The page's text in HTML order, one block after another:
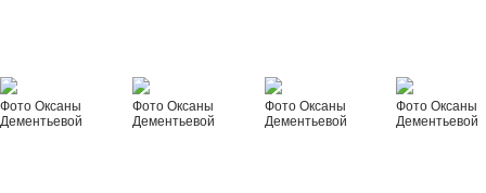
Фото Оксаны
Дементьевой
Фото Оксаны
Дементьевой
Фото Оксаны
Дементьевой
Фото Оксаны
Дементьевой